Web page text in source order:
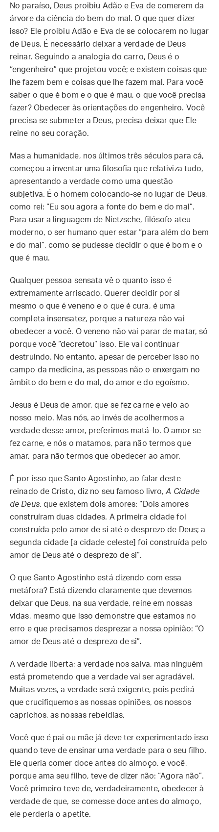
No paraíso, Deus proibiu Adão e Eva de comerem da
árvore da ciência do bem do mal. O que quer dizer
isso? Ele proibiu Adão e Eva de se colocarem no lugar
de Deus. É necessário deixar a verdade de Deus
reinar. Seguindo a analogia do carro, Deus é o
“engenheiro” que projetou você; e existem coisas que
lhe fazem bem e coisas que lhe fazem mal. Para você
saber o que é bom e o que é mau, o que você precisa
fazer? Obedecer às orientações do engenheiro. Você
precisa se submeter a Deus, precisa deixar que Ele
reine no seu coração.
Mas a humanidade, nos últimos três séculos para cá,
começou a inventar uma filosofia que relativiza tudo,
apresentando a verdade como uma questão
subjetiva. É o homem colocando-se no lugar de Deus,
como rei: “Eu sou agora a fonte do bem e do mal”.
Para usar a linguagem de Nietzsche, filósofo ateu
moderno, o ser humano quer estar “para além do bem
e do mal”, como se pudesse decidir o que é bom e o
que é mau.
Qualquer pessoa sensata vê o quanto isso é
extremamente arriscado. Querer decidir por si
mesmo o que é veneno e o que é cura, é uma
completa insensatez, porque a natureza não vai
obedecer a você. O veneno não vai parar de matar, só
porque você “decretou” isso. Ele vai continuar
destruindo. No entanto, apesar de perceber isso no
campo da medicina, as pessoas não o enxergam no
âmbito do bem e do mal, do amor e do egoísmo.
Jesus é Deus de amor, que se fez carne e veio ao
nosso meio. Mas nós, ao invés de acolhermos a
verdade desse amor, preferimos matá-lo. O amor se
fez carne, e nós o matamos, para não termos que
amar, para não termos que obedecer ao amor.
É por isso que Santo Agostinho, ao falar deste
reinado de Cristo, diz no seu famoso livro,A Cidade
de Deus, que existem dois amores: “Dois amores
construíram duas cidades. A primeira cidade foi
construída pelo amor de si até o desprezo de Deus; a
segunda cidade [a cidade celeste] foi construída pelo
amor de Deus até o desprezo de si”.
O que Santo Agostinho está dizendo com essa
metáfora? Está dizendo claramente que devemos
deixar que Deus, na sua verdade, reine em nossas
vidas, mesmo que isso demonstre que estamos no
erro e que precisamos desprezar a nossa opinião: “O
amor de Deus até o desprezo de si”.
A verdade liberta; a verdade nos salva, mas ninguém
está prometendo que a verdade vai ser agradável.
Muitas vezes, a verdade será exigente, pois pedirá
que crucifiquemos as nossas opiniões, os nossos
caprichos, as nossas rebeldias.
Você que é pai ou mãe já deve ter experimentado isso
quando teve de ensinar uma verdade para o seu filho.
Ele queria comer doce antes do almoço, e você,
porque ama seu filho, teve de dizer não: “Agora não”.
Você primeiro teve de, verdadeiramente, obedecer à
verdade de que, se comesse doce antes do almoço,
ele perderia o apetite.